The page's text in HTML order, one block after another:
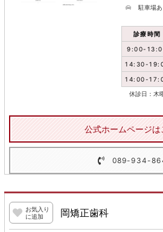
駐車場あ
診療時間
9:00-
14:30-
14:00-
休診日：木
公式ホームページは
089-934-
お気入り
に追加
岡矯正歯科